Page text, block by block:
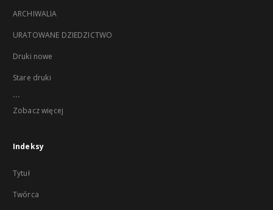
ARCHIWALIA
URATOWANE DZIEDZICTWO
Druki nowe
Stare druki
...
Zobacz więcej
Indeksy
Tytuł
Twórca